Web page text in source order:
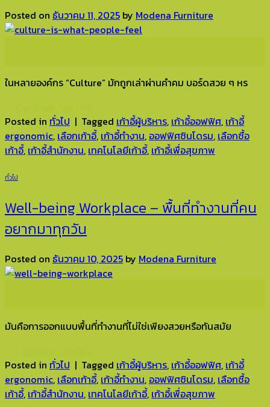
Posted on ธันวาคม 11, 2025 by Modena Furniture
ในหลายองค์กร “Culture” มักถูกเล่าผ่านคำคม บอร์ดสวย ๆ หร
Posted in ทั่วไป | Tagged เก้าอี้ผู้บริหาร, เก้าอี้ออฟฟิศ, เก้าอี้
ergonomic, เลือกเก้าอี้, เก้าอี้ทำงาน, ออฟฟิศซินโดรม, เลือกซื้อ
เก้าอี้, เก้าอี้สำนักงาน, เทคโนโลยีเก้าอี้, เก้าอี้เพื่อสุขภาพ
ทั่วไป
Well-being Workplace – พื้นที่ทำงานที่คน
อยากมาทุกวัน
Posted on ธันวาคม 10, 2025 by Modena Furniture
มันคือการออกแบบพื้นที่ทำงานที่ไม่ใช่เพียงสวยหรือทันสมัย
Posted in ทั่วไป | Tagged เก้าอี้ผู้บริหาร, เก้าอี้ออฟฟิศ, เก้าอี้
ergonomic, เลือกเก้าอี้, เก้าอี้ทำงาน, ออฟฟิศซินโดรม, เลือกซื้อ
เก้าอี้, เก้าอี้สำนักงาน, เทคโนโลยีเก้าอี้, เก้าอี้เพื่อสุขภาพ